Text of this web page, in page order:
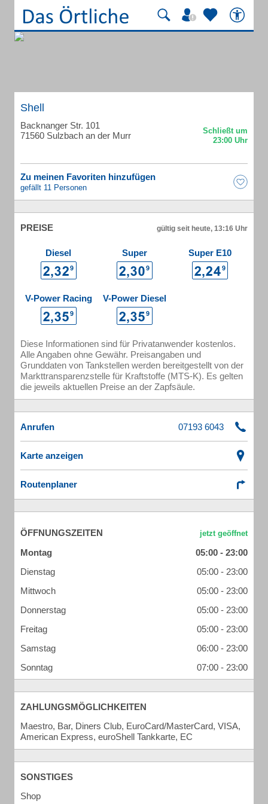
Shell
Backnanger Str. 101
71560 Sulzbach an der Murr
Zu meinen Favoriten hinzufügen
gefällt 11 Personen
PREISE gültig seit heute, 13:16 Uhr
Diesel Super Super E10
V-Power Racing V-Power Diesel
Diese Informationen sind für Privatanwender kostenlos.
Alle Angaben ohne Gewähr. Preisangaben und
Grunddaten von Tankstellen werden bereitgestellt von der
Markttransparenzstelle für Kraftstoffe (MTS-K). Es gelten
die jeweils aktuellen Preise an der Zapfsäule.
Anrufen
Karte anzeigen
Routenplaner
ÖFFNUNGSZEITEN
Montag
05:00 - 23:00
Dienstag
05:00 - 23:00
Mittwoch
05:00 - 23:00
Donnerstag
05:00 - 23:00
Freitag
05:00 - 23:00
Samstag
06:00 - 23:00
Sonntag
07:00 - 23:00
ZAHLUNGSMÖGLICHKEITEN
Maestro, Bar, Diners Club, EuroCard/MasterCard, VISA,
American Express, euroShell Tankkarte, EC
SONSTIGES
Shop